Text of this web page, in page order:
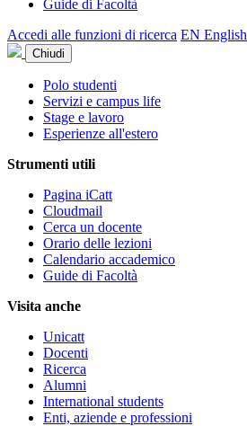
Guide di Facoltà
Accedi alle funzioni di ricerca EN English
Chiudi
Polo studenti
Servizi e campus life
Stage e lavoro
Esperienze all'estero
Strumenti utili
Pagina iCatt
Cloudmail
Cerca un docente
Orario delle lezioni
Calendario accademico
Guide di Facoltà
Visita anche
Unicatt
Docenti
Ricerca
Alumni
International students
Enti, aziende e professioni